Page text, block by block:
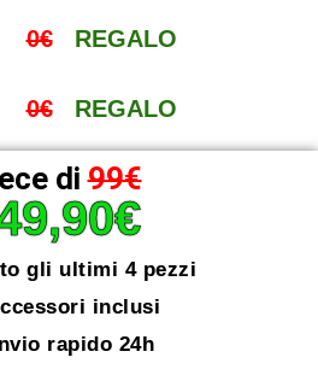
0€REGALO
0€REGALO
di99€
gli ultimi 4 pezzi
inclusi
rapido 24h